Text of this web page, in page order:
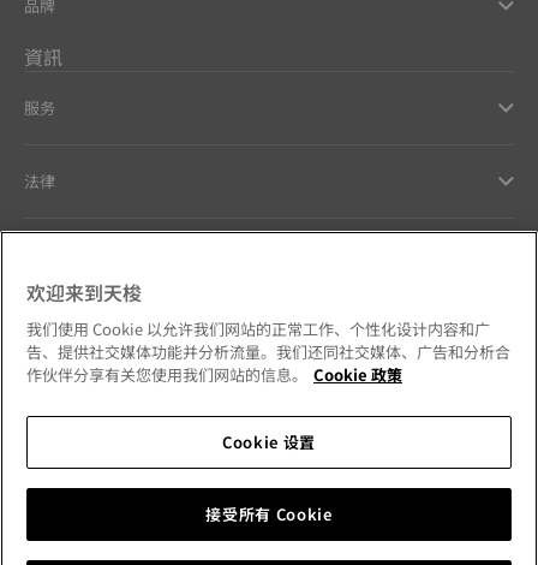
品牌
資訊
服务
法律
Our commitments
Follow us on social media
Change country
欢迎来到天梭
我们使用 Cookie 以允许我们网站的正常工作、个性化设计内容和广
告、提供社交媒体功能并分析流量。我们还同社交媒体、广告和分析合
作伙伴分享有关您使用我们网站的信息。
Cookie 政策
Cookie 设置
接受所有 Cookie